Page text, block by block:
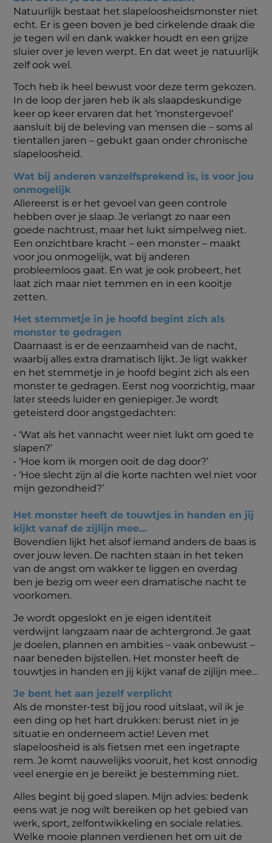
Natuurlijk bestaat het slapeloosheidsmonster niet
echt. Er is geen boven je bed cirkelende draak die
je tegen wil en dank wakker houdt en een grijze
sluier over je leven werpt. En dat weet je natuurlijk
zelf ook wel.
Toch heb ik heel bewust voor deze term gekozen.
In de loop der jaren heb ik als slaapdeskundige
keer op keer ervaren dat het ‘monstergevoel’
aansluit bij de beleving van mensen die – soms al
tientallen jaren – gebukt gaan onder chronische
slapeloosheid.
Wat bij anderen vanzelfsprekend is, is voor jou
onmogelijk
Allereerst is er het gevoel van geen controle
hebben over je slaap. Je verlangt zo naar een
goede nachtrust, maar het lukt simpelweg niet.
Een onzichtbare kracht – een monster – maakt
voor jou onmogelijk, wat bij anderen
probleemloos gaat. En wat je ook probeert, het
laat zich maar niet temmen en in een kooitje
zetten.
Het stemmetje in je hoofd begint zich als
monster te gedragen
Daarnaast is er de eenzaamheid van de nacht,
waarbij alles extra dramatisch lijkt. Je ligt wakker
en het stemmetje in je hoofd begint zich als een
monster te gedragen. Eerst nog voorzichtig, maar
later steeds luider en geniepiger. Je wordt
geteisterd door angstgedachten:
• ‘Wat als het vannacht weer niet lukt om goed te
slapen?’
• ‘Hoe kom ik morgen ooit de dag door?’
• ‘Hoe slecht zijn al die korte nachten wel niet voor
mijn gezondheid?’
Het monster heeft de touwtjes in handen en jij
kijkt vanaf de zijlijn mee…
Bovendien lijkt het alsof iemand anders de baas is
over jouw leven. De nachten staan in het teken
van de angst om wakker te liggen en overdag
ben je bezig om weer een dramatische nacht te
voorkomen.
Je wordt opgeslokt en je eigen identiteit
verdwijnt langzaam naar de achtergrond. Je gaat
je doelen, plannen en ambities – vaak onbewust –
naar beneden bijstellen. Het monster heeft de
touwtjes in handen en jij kijkt vanaf de zijlijn mee…
Je bent het aan jezelf verplicht
Als de monster-test bij jou rood uitslaat, wil ik je
een ding op het hart drukken: berust niet in je
situatie en onderneem actie! Leven met
slapeloosheid is als fietsen met een ingetrapte
rem. Je komt nauwelijks vooruit, het kost onnodig
veel energie en je bereikt je bestemming niet.
Alles begint bij goed slapen. Mijn advies: bedenk
eens wat je nog wilt bereiken op het gebied van
werk, sport, zelfontwikkeling en sociale relaties.
Welke mooie plannen verdienen het om uit de